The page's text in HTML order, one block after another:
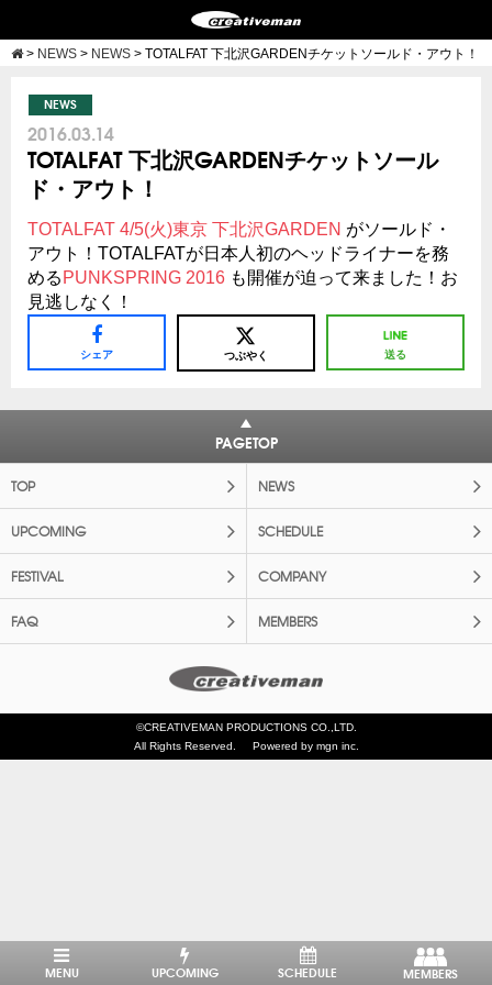
> NEWS > NEWS > TOTALFAT 下北沢GARDENチケットソールド・アウト！
NEWS
2016.03.14
TOTALFAT 下北沢GARDENチケットソール
ド・アウト！
TOTALFAT 4/5(火)東京 下北沢GARDEN がソールド・
アウト！TOTALFATが日本人初のヘッドライナーを務
める PUNKSPRING 2016 も開催が迫って来ました！お
見逃しなく！
シェア つぶやく 送る
PAGETOP
TOP NEWS
UPCOMING SCHEDULE
FESTIVAL COMPANY
FAQ MEMBERS
©CREATIVEMAN PRODUCTIONS CO.,LTD.
All Rights Reserved.
Powered by mgn inc.
MENU UPCOMING SCHEDULE MEMBERS